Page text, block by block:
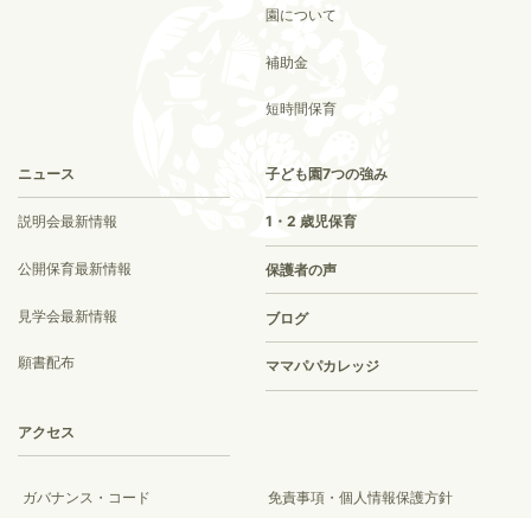
園について
補助金
短時間保育
ニュース
説明会最新情報
公開保育最新情報
見学会最新情報
願書配布
子ども園7つの強み
1・2 歳児保育
保護者の声
ブログ
ママパパカレッジ
アクセス
ガバナンス・コード 免責事項・個人情報保護方針